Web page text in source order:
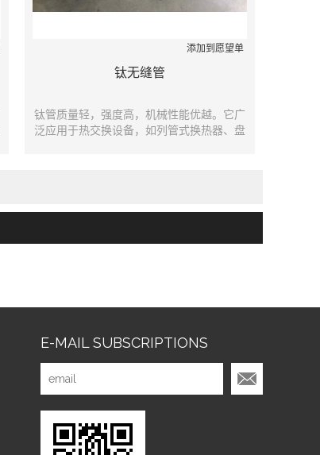
添加到愿望单
钛无缝管
钛管质量轻，强度高，机械性能优越。它广
泛应用于热交换设备，如列管式换热器、盘
E-MAIL SUBSCRIPTIONS